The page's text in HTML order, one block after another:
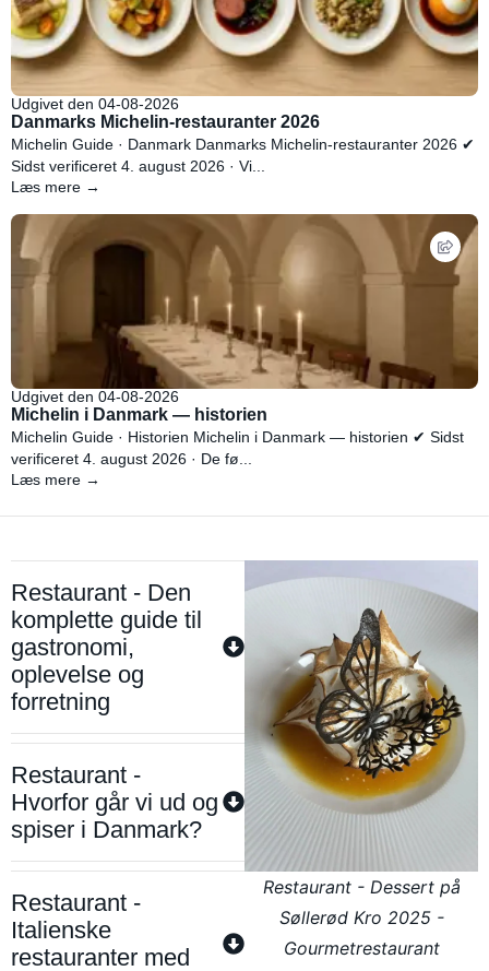
Udgivet den 04-08-2026
Danmarks Michelin-restauranter 2026
Michelin Guide · Danmark Danmarks Michelin-restauranter 2026 ✔
Sidst verificeret 4. august 2026 · Vi...
Læs mere →
Udgivet den 04-08-2026
Michelin i Danmark — historien
Michelin Guide · Historien Michelin i Danmark — historien ✔ Sidst
verificeret 4. august 2026 · De fø...
Læs mere →
Restaurant - Den
komplette guide til
gastronomi,
oplevelse og
forretning
Restaurant -
Hvorfor går vi ud og
spiser i Danmark?
Restaurant -
Italienske
restauranter med
Restaurant - Dessert på
Søllerød Kro 2025 -
Gourmetrestaurant